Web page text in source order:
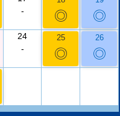
-
◎ ◎
24
-
25
◎
26
◎